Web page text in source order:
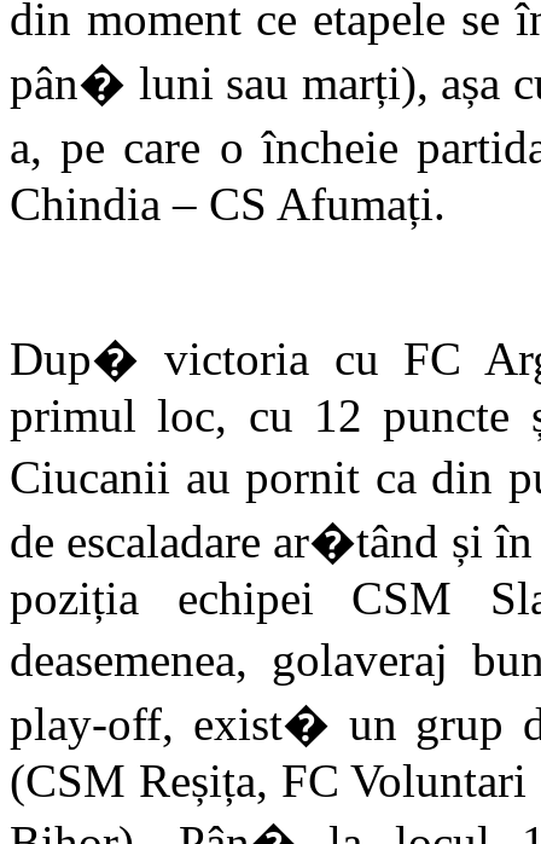
din moment ce etapele
pân� luni sau marți), așa
a, pe care o încheie
Chindia – CS Afumați.
Dup� victoria cu FC
primul loc, cu 12 puncte
Ciucanii au pornit ca din
de escaladare ar�tând și
poziția echipei CSM
deasemenea, golaveraj
play-off, exist� un grup
(CSM Reșița, FC